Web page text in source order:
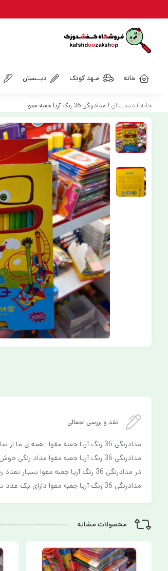
خانه مـهد کودک دبــستان
خانه / دبســتان / مدادرنگی 36 رنگ آریا جعبه مقوا
نقد و بررسی اجمالی
مدادرنگی 36 رنگ آریا جعبه مقوا -همه ی ما از سالیان اخیر با برند
مدادرنگی 36 رنگ آریا جعبه مقوا مداد رنگی خوش قیمت و با کیفیتی است که برای هدیه و جایزه گزینه ی خوبی است .
در مدادرنگی 36 رنگ آریا جعبه مقوا بسیار تعدد رنگ وجود دارد که می توان برای نقاشی کودک شما از آن استفاده کرد.
مدادرنگی 36 رنگ آریا جعبه مقوا دارای یک عدد تراش به همراه بسته بندی میباشد .
محصولات مشابه